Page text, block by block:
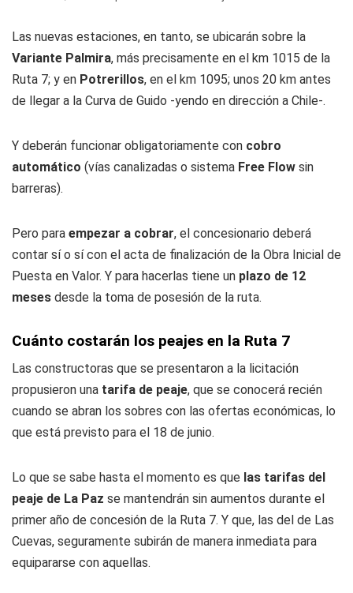
Las nuevas estaciones, en tanto, se ubicarán sobre la
Variante Palmira, más precisamente en el km 1015 de la
Ruta 7; y en Potrerillos, en el km 1095; unos 20 km antes
de llegar a la Curva de Guido -yendo en dirección a Chile-.
Y deberán funcionar obligatoriamente con cobro
automático (vías canalizadas o sistema Free Flow sin
barreras).
Pero para empezar a cobrar, el concesionario deberá
contar sí o sí con el acta de finalización de la Obra Inicial de
Puesta en Valor. Y para hacerlas tiene un plazo de 12
meses desde la toma de posesión de la ruta.
Cuánto costarán los peajes en la Ruta 7
Las constructoras que se presentaron a la licitación
propusieron una tarifa de peaje, que se conocerá recién
cuando se abran los sobres con las ofertas económicas, lo
que está previsto para el 18 de junio.
Lo que se sabe hasta el momento es que las tarifas del
peaje de La Paz se mantendrán sin aumentos durante el
primer año de concesión de la Ruta 7. Y que, las del de Las
Cuevas, seguramente subirán de manera inmediata para
equipararse con aquellas.